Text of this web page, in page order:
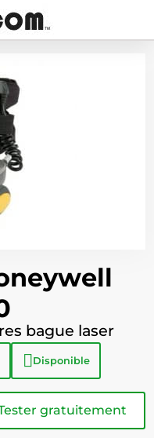
bague laser
Disponible
gratuitement